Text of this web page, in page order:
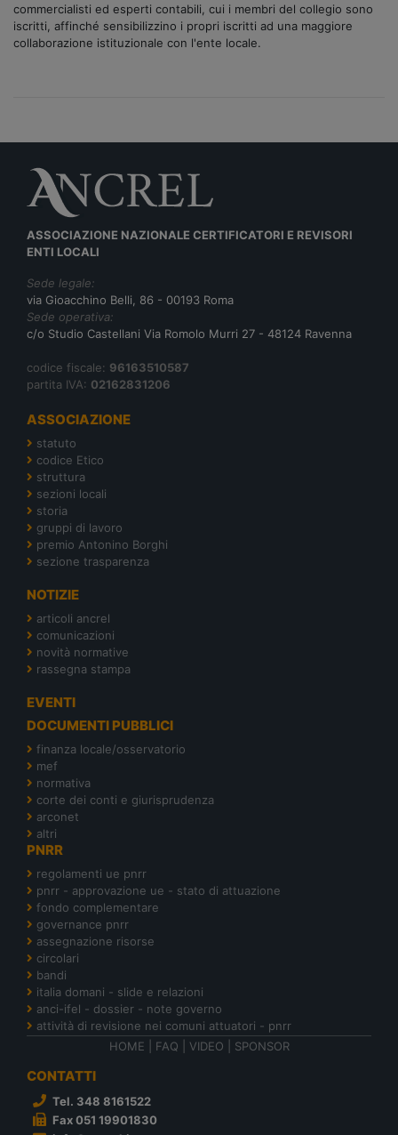
commercialisti ed esperti contabili, cui i membri del collegio sono
iscritti, affinché sensibilizzino i propri iscritti ad una maggiore
collaborazione istituzionale con l'ente locale.
ASSOCIAZIONE NAZIONALE CERTIFICATORI E REVISORI
ENTI LOCALI
Sede legale:
via Gioacchino Belli, 86 - 00193 Roma
Sede operativa:
c/o Studio Castellani Via Romolo Murri 27 - 48124 Ravenna
codice fiscale: 96163510587
partita IVA: 02162831206
ASSOCIAZIONE
statuto
codice Etico
struttura
sezioni locali
storia
gruppi di lavoro
premio Antonino Borghi
sezione trasparenza
NOTIZIE
articoli ancrel
comunicazioni
novità normative
rassegna stampa
EVENTI
DOCUMENTI PUBBLICI
finanza locale/osservatorio
mef
normativa
corte dei conti e giurisprudenza
arconet
altri
PNRR
regolamenti ue pnrr
pnrr - approvazione ue - stato di attuazione
fondo complementare
governance pnrr
assegnazione risorse
circolari
bandi
italia domani - slide e relazioni
anci-ifel - dossier - note governo
attività di revisione nei comuni attuatori - pnrr
HOME
FAQ VIDEO SPONSOR
CONTATTI
Tel. 348 8161522
Fax 051 19901830